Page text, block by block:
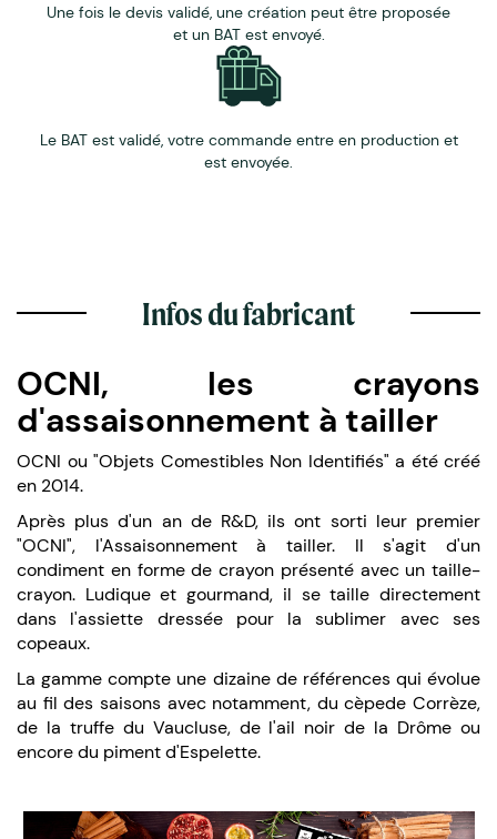
Une fois le devis validé, une création peut être proposée
et un BAT est envoyé.
Le BAT est validé, votre commande entre en production et
est envoyée.
Infos du fabricant
OCNI, les crayons
d'assaisonnement à tailler
OCNI ou "Objets Comestibles Non Identifiés" a été créé
en 2014.
Après plus d'un an de R&D, ils ont sorti leur premier
"OCNI", l'Assaisonnement à tailler. Il s'agit d'un
condiment en forme de crayon présenté avec un taille-
crayon. Ludique et gourmand, il se taille directement
dans l'assiette dressée pour la sublimer avec ses
copeaux.
La gamme compte une dizaine de références qui évolue
au fil des saisons avec notamment, du cèpede Corrèze,
de la truffe du Vaucluse, de l'ail noir de la Drôme ou
encore du piment d'Espelette.